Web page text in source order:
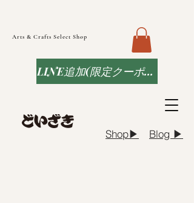
Arts & Crafts Select Shop
Blog ▶︎
Shop▶︎
LINE追加(限定クーポンなど)